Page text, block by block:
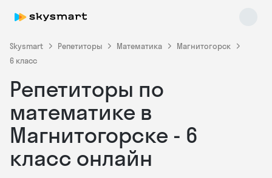
Skysmart Репетиторы Математика
Магнитогорск
6 класс
Репетиторы по
математике в
Магнитогорске - 6
класс онлайн
Skysmart Chat